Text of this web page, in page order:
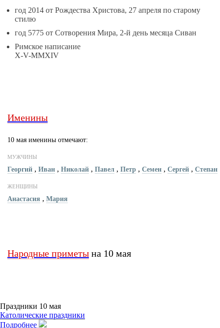
год 2014 от Рождества Христова, 27 апреля по старому
стилю
год 5775 от Сотворения Мира, 2-й день месяца Сиван
Римское написание
X-V-MMXIV
Именины
10 мая именины отмечают:
МУЖЧИНЫ
Георгий , Иван , Николай , Павел , Петр , Семен , Сергей , Степан
ЖЕНЩИНЫ
Анастасия , Мария
Народные приметы на 10 мая
Праздники 10 мая
Католические праздники
Подробнее